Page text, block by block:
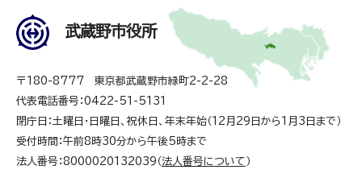
武蔵野市役所
〒180-8777 東京都武蔵野市緑町2-2-28
代表電話番号：0422-51-5131
閉庁日：土曜日・日曜日、祝休日、年末年始（12月29日から1月3日まで）
受付時間：午前8時30分から午後5時まで
法人番号：8000020132039（ 法人番号について ）